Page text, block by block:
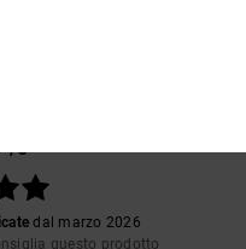
/5
dal marzo 2026
questo prodotto